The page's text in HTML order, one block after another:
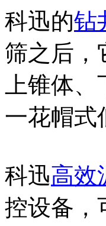
科迅的钻
筛之后，
上锥体
一花帽式
科迅高效
控设备，